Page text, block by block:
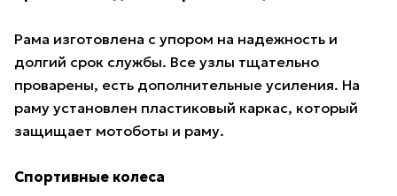
Рама изготовлена с упором на надежность и
долгий срок службы. Все узлы тщательно
проварены, есть дополнительные усиления. На
раму установлен пластиковый каркас, который
защищает мотоботы и раму.
Спортивные колеса